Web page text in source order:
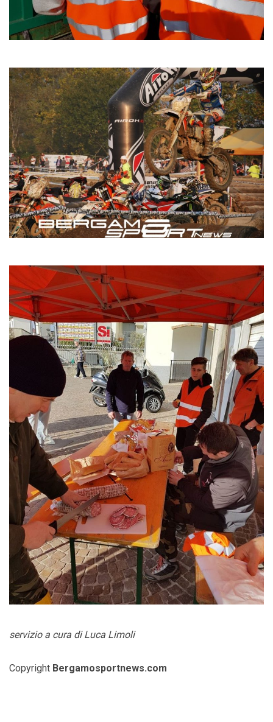
servizio a cura di Luca Limoli
Copyright Bergamosportnews.com